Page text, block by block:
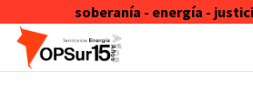
soberanía - energía -
Skip to content